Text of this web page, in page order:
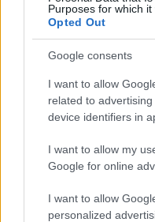
Purposes for which it
Opted Out
Google consents
I want to allow
related to
device identifiers in
I want to allow my
Google for online
I want to allow
personalized